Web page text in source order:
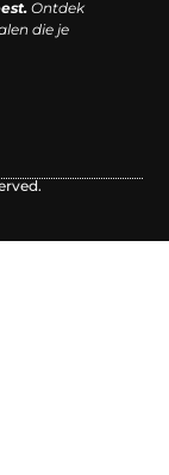
Ontdek
die je